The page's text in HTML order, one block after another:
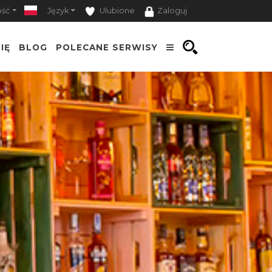
Język Ulubione Zaloguj
BLOG POLECANE SERWISY